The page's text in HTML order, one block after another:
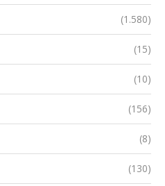
(1.580)
(15)
(10)
(156)
(8)
(130)